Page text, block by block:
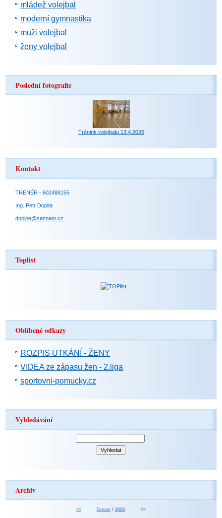
mládež volejbal
moderní gymnastika
muži volejbal
ženy volejbal
Poslední fotografie
Trénink volejbalu 13.4.2026
Kontakt
TRENÉR - 602488155
Ing. Petr Dopita
dopipe@seznam.cz
Toplist
Oblíbené odkazy
ROZPIS UTKÁNÍ - ŽENY
VIDEA ze zápasu žen - 2.liga
sportovni-pomucky.cz
Vyhledávání
Archiv
<< červen / 2026 >>